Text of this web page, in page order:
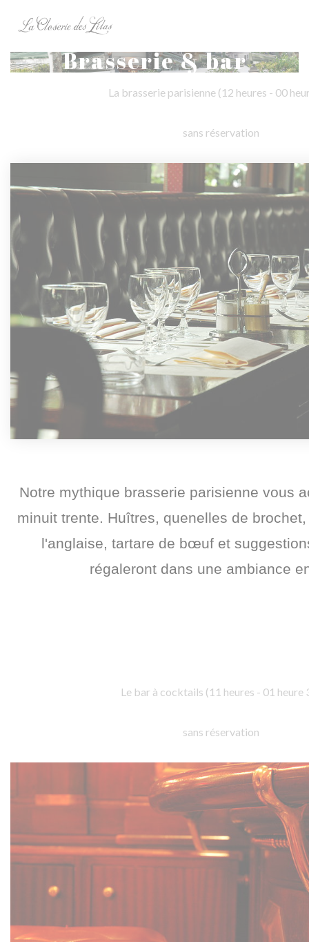
Brasserie & bar
La brasserie parisienne (12 heures - 00
sans réservation
Notre mythique brasserie parisienne vous
minuit trente. Huîtres, quenelles de
l'anglaise, tartare de bœuf et
régaleront dans une ambiance
Le bar à cocktails (11 heures - 01 heure
sans réservation